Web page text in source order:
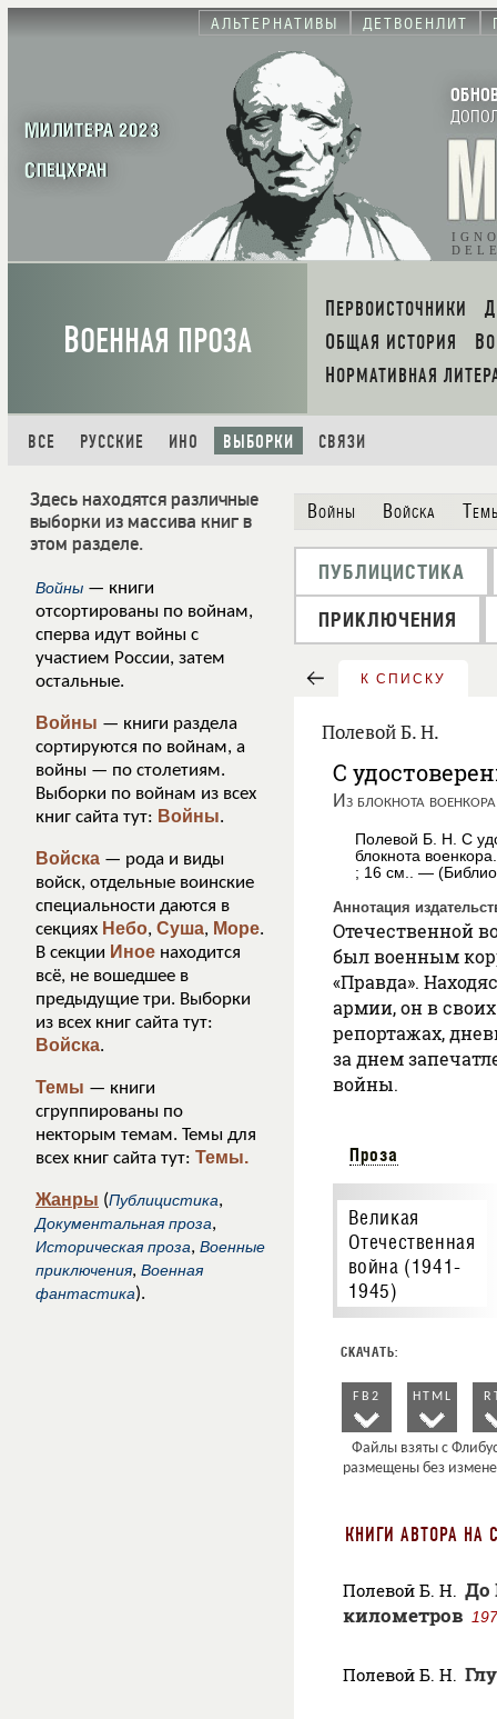
АЛЬТЕРНАТИВЫ ДЕТВОЕНЛИТ
МИЛИТЕРА 2023
СПЕЦХРАН
ВОЕННАЯ ПРОЗА
ПЕРВОИСТОЧНИКИ
ОБЩАЯ ИСТОРИЯ
НОРМАТИВНАЯ
ВСЕ РУССКИЕ ИНО ВЫБОРКИ СВЯЗИ
Здесь находятся различные
выборки из массива книг в
этом разделе.
Войны — книги
отсортированы по войнам,
сперва идут войны с
участием России, затем
остальные.
Войны — книги раздела
сортируются по войнам, а
войны — по столетиям.
Выборки по войнам из всех
книг сайта тут: Войны.
Войска — рода и виды
войск, отдельные воинские
специальности даются в
секциях Небо, Суша, Море.
В секции Иное находится
всё, не вошедшее в
предыдущие три. Выборки
из всех книг сайта тут:
Войска.
Темы — книги
сгруппированы по
некторым темам. Темы для
всех книг сайта тут: Темы.
Жанры (Публицистика,
Документальная проза,
Историческая проза, Военные
приключения, Военная
фантастика).
Войны Войска
ПУБЛИЦИСТИКА
ПРИКЛЮЧЕНИЯ
К СПИСКУ
Полевой Б. Н.
С
Из блокнота военкора
Полевой Б. Н. С
блокнота
; 16 см.. —
Аннотация
Отечественной
был военным
«Правда».
армии, он в
репортажах,
за днем
войны.
Проза
Великая
Отечественная
война (1941-
1945)
FB2 HTML
КНИГИ АВТОРА НА
Полевой Б. Н. До
километров
Полевой Б. Н.